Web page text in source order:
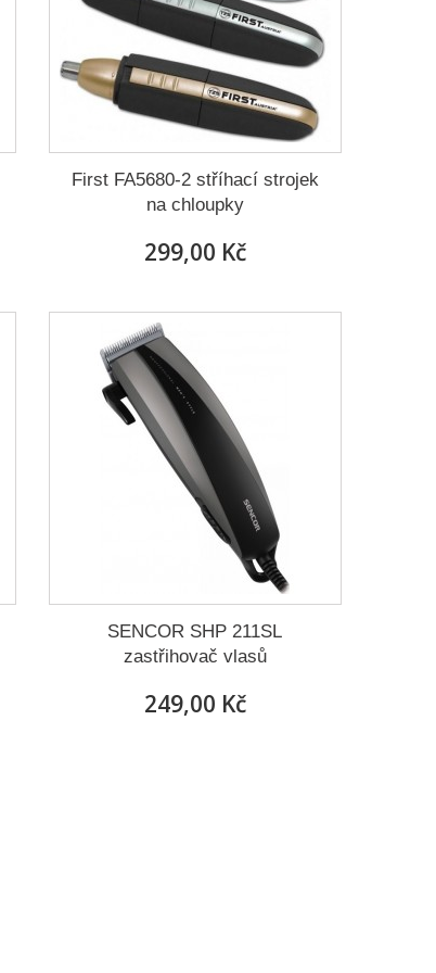
First FA5680-2 stříhací strojek
na chloupky
299,00 Kč
SENCOR SHP 211SL
zastřihovač vlasů
249,00 Kč